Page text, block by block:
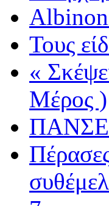
Τους
«
Μέρος )